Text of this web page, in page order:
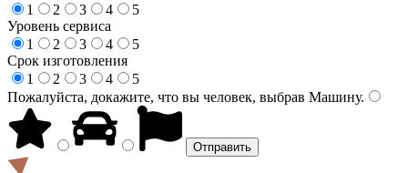
1
2 3 4
5
Уровень сервиса
1
2 3 4
5
Срок изготовления
1
2 3 4
5
Пожалуйста, докажите, что вы человек, выбрав Машину.